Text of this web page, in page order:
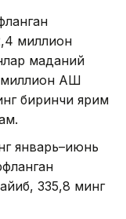
миллион
маданий
АҚШ
биринчи ярим
январь–июнь
335,8 минг